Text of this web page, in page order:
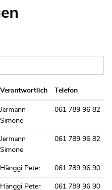
Verantwortlich Telefon
Jermann
Simone
061 789 96 82
Jermann
Simone
061 789 96 82
Hänggi Peter 061 789 96 90
Hänggi Peter 061 789 96 90